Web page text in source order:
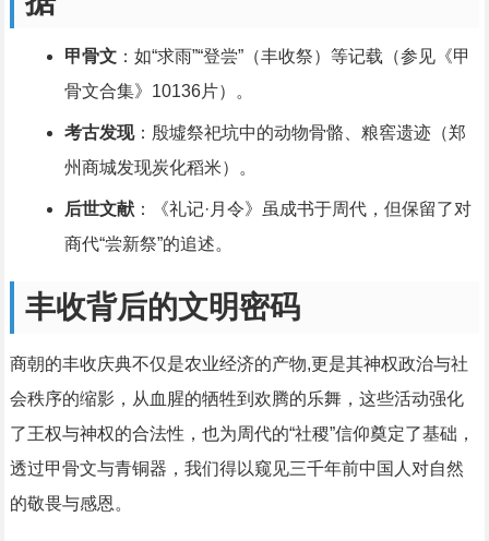
甲骨文：如“求雨”“登尝”（丰收祭）等记载（参见《甲
骨文合集》10136片）。
考古发现：殷墟祭祀坑中的动物骨骼、粮窖遗迹（郑
州商城发现炭化稻米）。
后世文献：《礼记·月令》虽成书于周代，但保留了对
商代“尝新祭”的追述。
丰收背后的文明密码
商朝的丰收庆典不仅是农业经济的产物,更是其神权政治与社
会秩序的缩影，从血腥的牺牲到欢腾的乐舞，这些活动强化
了王权与神权的合法性，也为周代的“社稷”信仰奠定了基础，
透过甲骨文与青铜器，我们得以窥见三千年前中国人对自然
的敬畏与感恩。